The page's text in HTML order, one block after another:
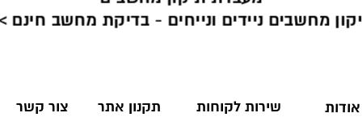
צור קשר אודות תקנון אתר שירות לקוחות
מחשבים ניידים ונייחים - בדיקת מחשב חינם